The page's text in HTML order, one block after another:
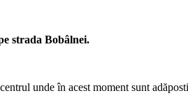
strada Bobâlnei.
unde în acest moment sunt